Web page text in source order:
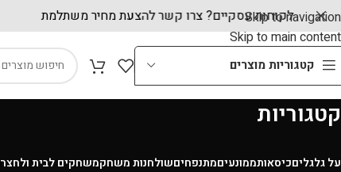
Skip to navigation
Skip to main content
קטגוריות מוצרים
קטגוריות
על גלגליםכיסאותממונעיםמתנפחיםשולחנות משחקמשחקים לבית ולחצר
לקוחות עסקיים? צרו קשר להצעת מחיר משתלמת